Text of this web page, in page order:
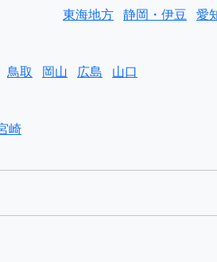
東海地方 静岡・伊豆 愛
鳥取 岡山 広島 山口
崎